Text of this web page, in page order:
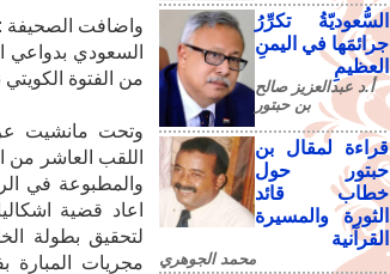
السُّعوديّةُ تكرِّرُ
جرائمَها في اليمنِ
العظيمِ
أ.د عبدالعزيز صالح
بن حبتور
قراءة لمقال بن
حبتور حول
خطاب قائد
الثورة والمسيرة
القرآنية
محمد الجوهري
واضافت الصحيفة :
السعودي بدواعي
من الفتوة الكويتي
وتحت مانشيت
اللقب العاشر من
والمطبوعة في
اعاد قضية
لتحقيق بطولة
مجريات المبارة